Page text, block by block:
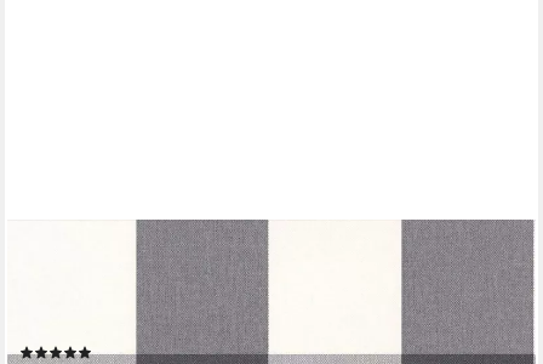
Vliestapete Black & White, leicht strukturiert, kariert, grafisch,
geometrisch, Textil Tapete Modern Tapeten Wohnzimmer
Schlafzimmer Küche Flur Design
(11)